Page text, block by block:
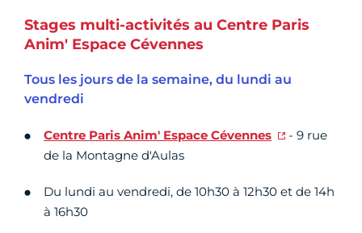
Stages multi-activités au Centre Paris
Anim' Espace Cévennes
Tous les jours de la semaine, du lundi au
vendredi
Centre Paris Anim' Espace Cévennes
- 9 rue
de la Montagne d'Aulas
Du lundi au vendredi, de 10h30 à 12h30 et de 14h
à 16h30